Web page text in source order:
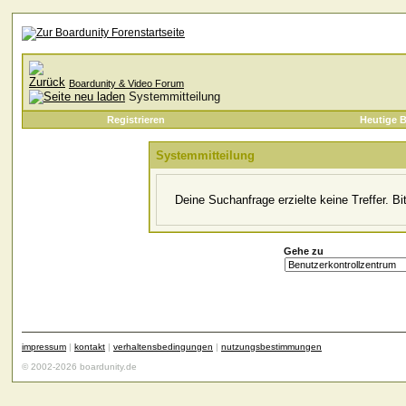
Boardunity & Video Forum
Systemmitteilung
Registrieren Heutige
Systemmitteilung
Deine Suchanfrage erzielte keine Treffer.
Gehe zu
impressum | kontakt | verhaltensbedingungen | nutzungsbestimmungen
© 2002-2026 boardunity.de